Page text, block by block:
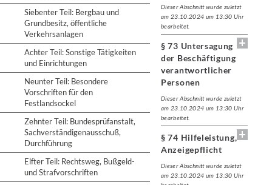
Siebenter Teil: Bergbau und
Grundbesitz, öffentliche
Verkehrsanlagen
Achter Teil: Sonstige Tätigkeiten
und Einrichtungen
Neunter Teil: Besondere
Vorschriften für den
Festlandsockel
Zehnter Teil: Bundesprüfanstalt,
Sachverständigenausschuß,
Durchführung
Elfter Teil: Rechtsweg, Bußgeld-
und Strafvorschriften
Dieser Abschnitt wurde zuletzt
am 23.10.2024 um 13:30 Uhr
bearbeitet.
§ 73 Untersagung
der Beschäftigung
verantwortlicher
Personen
Dieser Abschnitt wurde zuletzt
am 23.10.2024 um 13:30 Uhr
bearbeitet.
§ 74 Hilfeleistung,
Anzeigepflicht
Dieser Abschnitt wurde zuletzt
am 23.10.2024 um 13:30 Uhr